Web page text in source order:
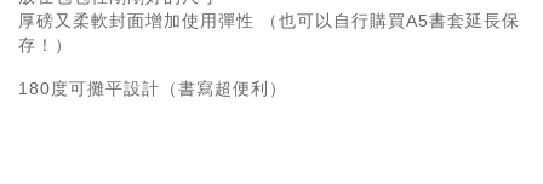
厚磅又柔軟封面增加使用彈性 （也可以自行購買A5書套延長保
存！）
180度可攤平設計（書寫超便利）